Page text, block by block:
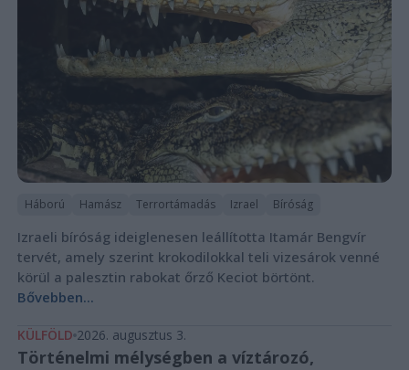
Háború Hamász Terrortámadás Izrael Bíróság
Izraeli bíróság ideiglenesen leállította Itamár Bengvír
tervét, amely szerint krokodilokkal teli vizesárok venné
körül a palesztin rabokat őrző Keciot börtönt.
Bővebben...
KÜLFÖLD 2026. augusztus 3.
Történelmi mélységben a víztározó,